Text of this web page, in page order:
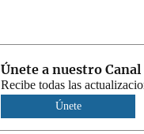
Únete a nuestro
Recibe todas las
Únete